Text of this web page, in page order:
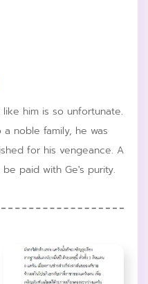
him is so unfortunate.
noble family, he was
for his vengeance. A
paid with Ge's purity.